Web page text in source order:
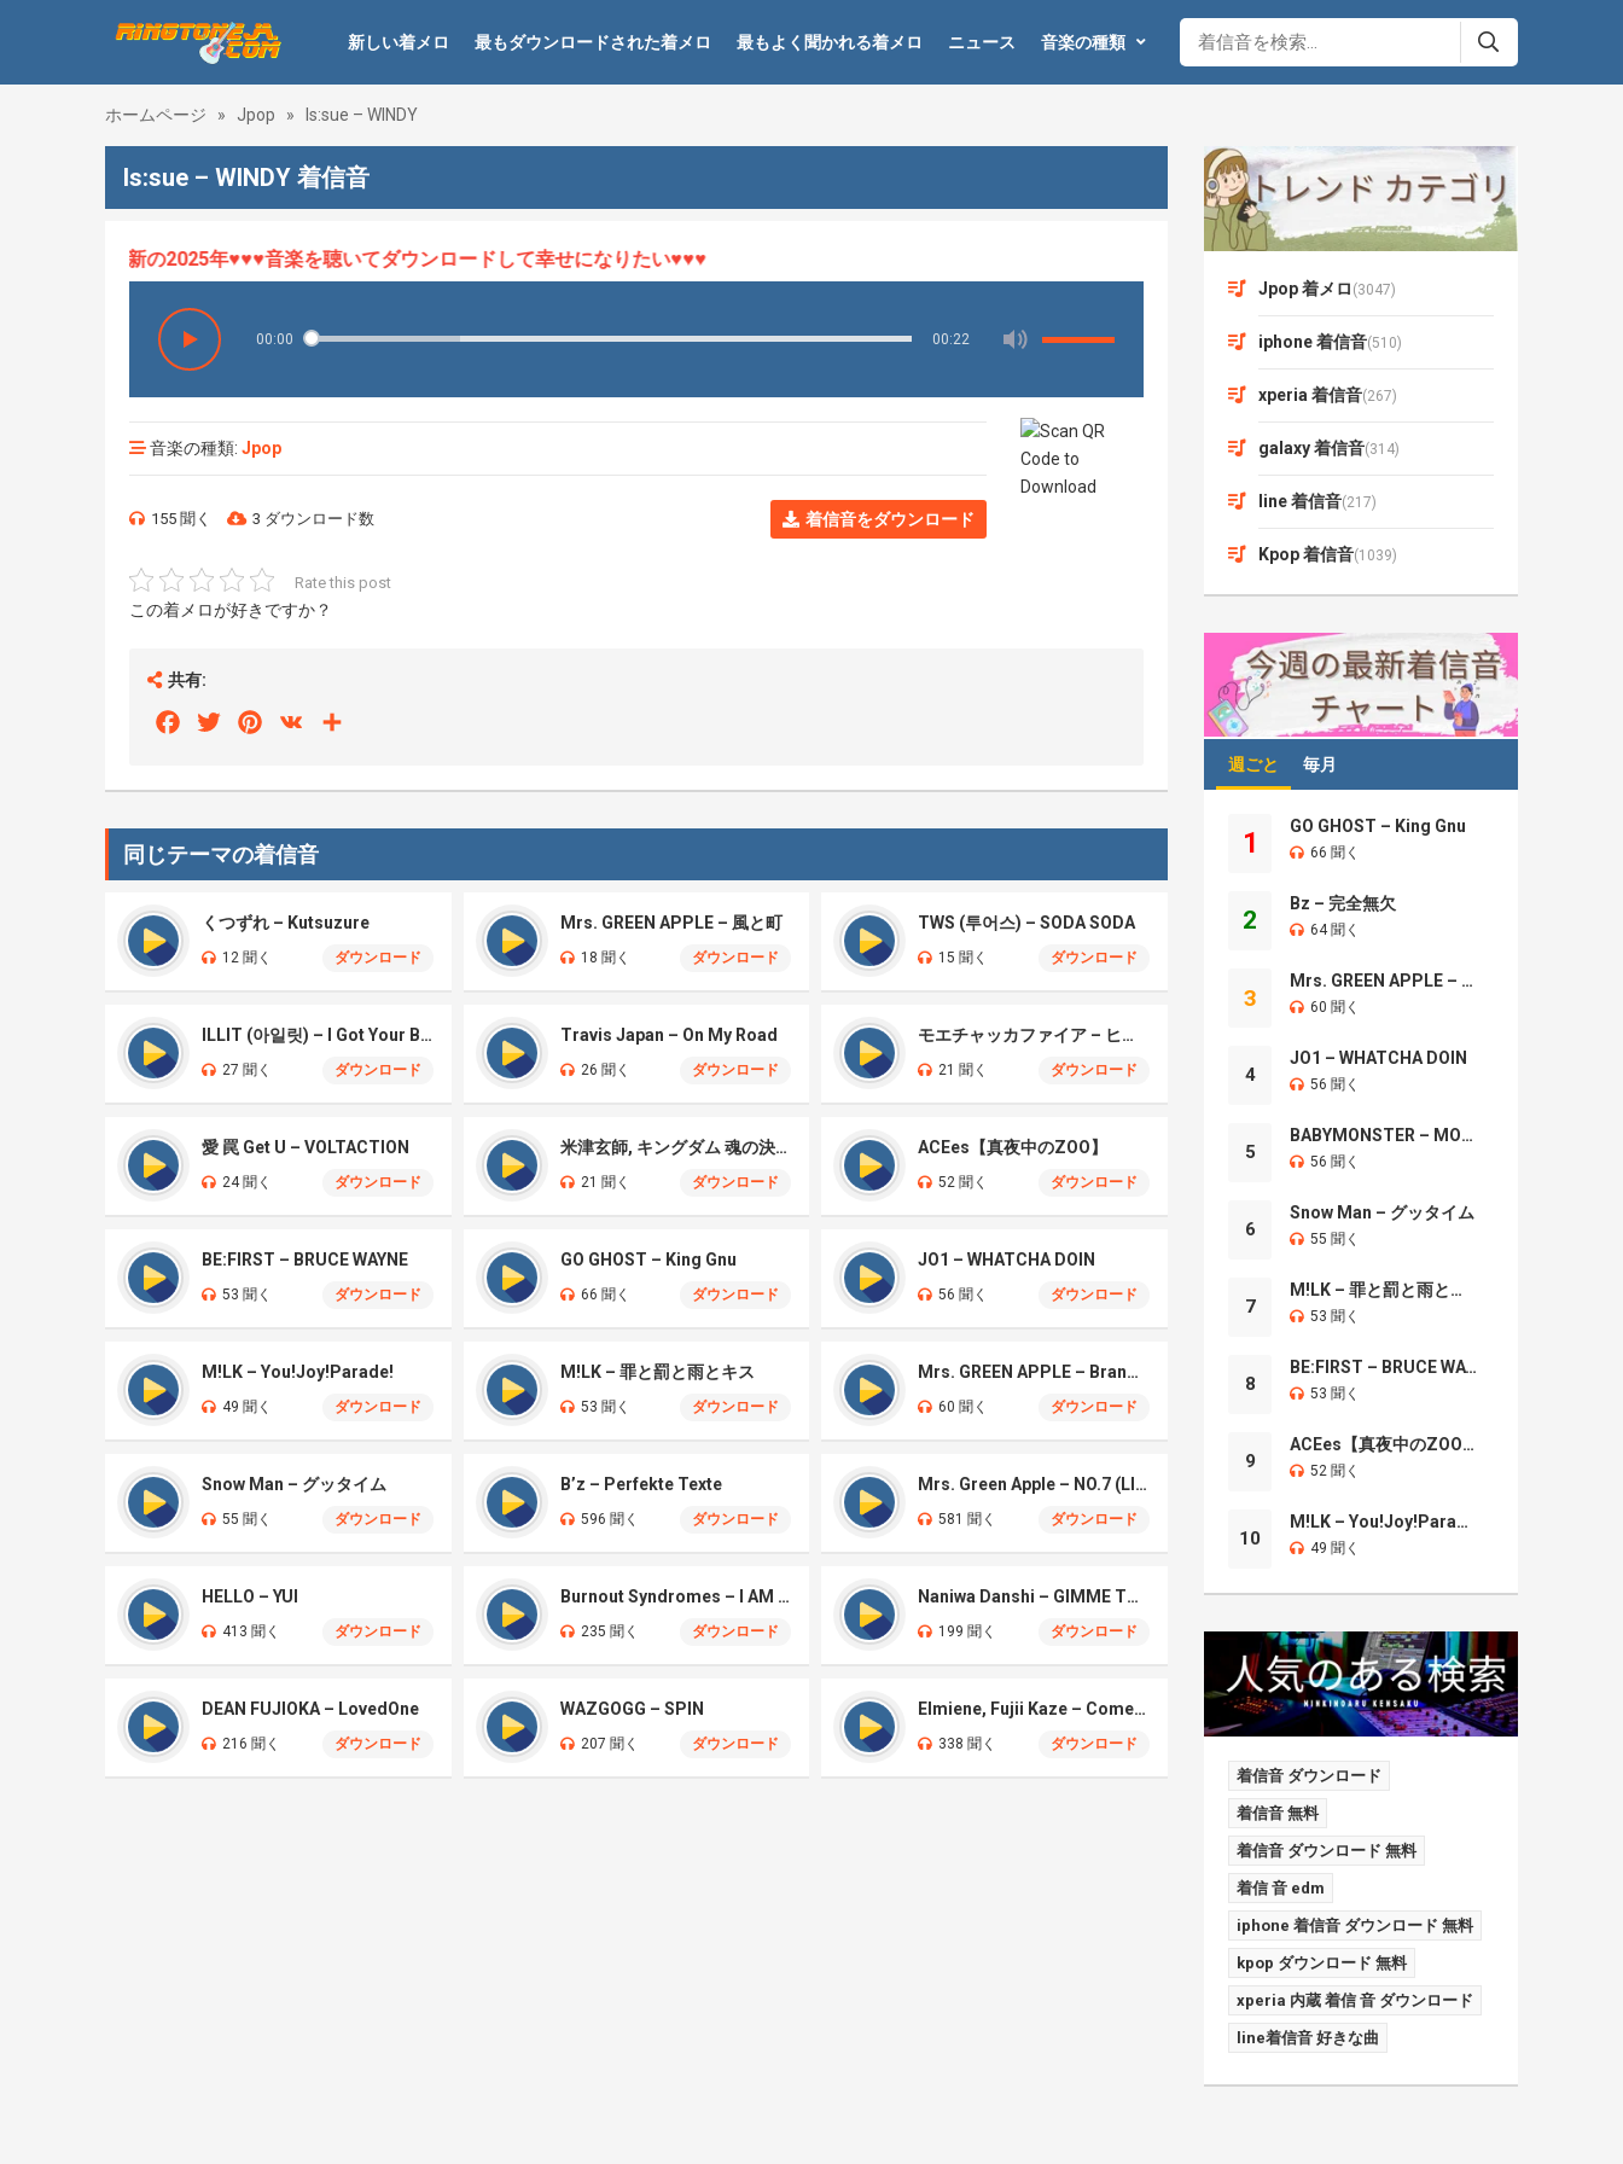
新しい着メロ 最もダウンロードされた着メロ 最もよく聞かれる着メロ ニュース 音楽の種類
ホームページ » Jpop » Is:sue – WINDY
Is:sue – WINDY 着信音
HOT、最新の2025年♥♥♥音楽を聴いてダウンロードして幸せになりたい♥♥♥
00:00 00:22
音楽の種類: Jpop
155 聞く 3 ダウンロード数 着信音をダウンロード
Rate this post
この着メロが好きですか？
共有:
FacebookTwitterPinterest
VK
同じテーマの着信音
くつずれ – Kutsuzure
12 聞く ダウンロード
Mrs. GREEN APPLE – 風と町
18 聞く ダウンロード
TWS (투어스) – SODA SODA
15 聞く ダウンロード
ILLIT (아일릿) – I Got Your Back
27 聞く ダウンロード
Travis Japan – On My Road
26 聞く ダウンロード
モエチャッカファイア – ヒューゴ、狛野真斗、ライト、セヴェリアン (Cover )
21 聞く ダウンロード
愛 罠 Get U – VOLTACTION
24 聞く ダウンロード
米津玄師, キングダム 魂の決戦 – 公開記念PV
21 聞く ダウンロード
ACEes【真夜中のZOO】
52 聞く ダウンロード
BE:FIRST – BRUCE WAYNE
53 聞く ダウンロード
GO GHOST – King Gnu
66 聞く ダウンロード
JO1 – WHATCHA DOIN
56 聞く ダウンロード
M!LK – You!Joy!Parade!
49 聞く ダウンロード
M!LK – 罪と罰と雨とキス
53 聞く ダウンロード
Mrs. GREEN APPLE – Brand New
60 聞く ダウンロード
Snow Man – グッタイム
55 聞く ダウンロード
B’z – Perfekte Texte
596 聞く ダウンロード
Mrs. Green Apple – NO.7 (LIVE)
581 聞く ダウンロード
HELLO – YUI
413 聞く ダウンロード
Burnout Syndromes – I AM A HERO
235 聞く ダウンロード
Naniwa Danshi – GIMME THE DAY
199 聞く ダウンロード
DEAN FUJIOKA – LovedOne
216 聞く ダウンロード
WAZGOGG – SPIN
207 聞く ダウンロード
Elmiene, Fujii Kaze – Comets Gold
338 聞く ダウンロード
Jpop 着メロ (3047)
iphone 着信音(510)
xperia 着信音(267)
galaxy 着信音(314)
line 着信音(217)
Kpop 着信音(1039)
週ごと 毎月
1
GO GHOST – King Gnu
66 聞く
2
Bz – 完全無欠
64 聞く
3
Mrs. GREEN APPLE – Brand New
60 聞く
4
JO1 – WHATCHA DOIN
56 聞く
5
BABYMONSTER – MOON
56 聞く
6
Snow Man – グッタイム
55 聞く
7
M!LK – 罪と罰と雨とキス
53 聞く
8
BE:FIRST – BRUCE WAYNE
53 聞く
9
ACEes【真夜中のZOO】
52 聞く
10
M!LK – You!Joy!Parade!
49 聞く
着信音 ダウンロード
着信音 無料
着信音 ダウンロード 無料
着信 音 edm
iphone 着信音 ダウンロード 無料
kpop ダウンロード 無料
xperia 内蔵 着信 音 ダウンロード
line着信音 好きな曲